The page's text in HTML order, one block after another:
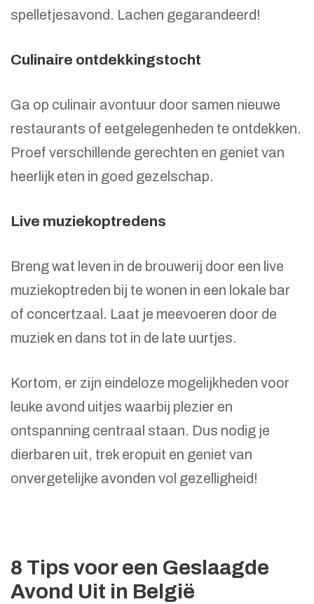
spelletjesavond. Lachen gegarandeerd!
Culinaire ontdekkingstocht
Ga op culinair avontuur door samen nieuwe
restaurants of eetgelegenheden te ontdekken.
Proef verschillende gerechten en geniet van
heerlijk eten in goed gezelschap.
Live muziekoptredens
Breng wat leven in de brouwerij door een live
muziekoptreden bij te wonen in een lokale bar
of concertzaal. Laat je meevoeren door de
muziek en dans tot in de late uurtjes.
Kortom, er zijn eindeloze mogelijkheden voor
leuke avond uitjes waarbij plezier en
ontspanning centraal staan. Dus nodig je
dierbaren uit, trek eropuit en geniet van
onvergetelijke avonden vol gezelligheid!
8 Tips voor een Geslaagde
Avond Uit in België